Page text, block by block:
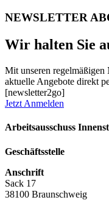
NEWSLETTER
Wir halten Sie
Mit unseren regelmäßigen
aktuelle Angebote direkt
[newsletter2go]
Jetzt Anmelden
Arbeitsausschuss
Geschäftsstelle
Anschrift
Sack 17
38100 Braunschweig